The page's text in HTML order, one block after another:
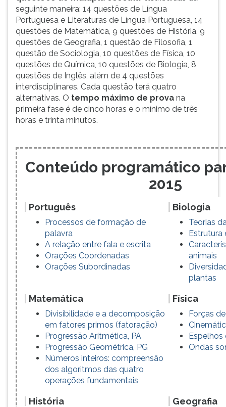
seguinte maneira: 14 questões de Língua
Portuguesa e Literaturas de Língua Portuguesa, 14
questões de Matemática, 9 questões de História, 9
questões de Geografia, 1 questão de Filosofia, 1
questão de Sociologia, 10 questões de Física, 10
questões de Química, 10 questões de Biologia, 8
questões de Inglês, além de 4 questões
interdisciplinares. Cada questão terá quatro
alternativas. O tempo máximo de prova na
primeira fase é de cinco horas e o mínimo de três
horas e trinta minutos.
Conteúdo programático
2015
Português Biologia
Processos de formação de
palavra
A relação entre fala e escrita
Orações Coordenadas
Orações Subordinadas
Teorias
Estrutura
animais
plantas
Matemática Física
Divisibilidade e a decomposição
em fatores primos (fatoração)
Progressão Aritmética, PA
Progressão Geométrica, PG
Números inteiros: compreensão
dos algoritmos das quatro
operações fundamentais
Forças
Espelhos
Ondas
História Geografia